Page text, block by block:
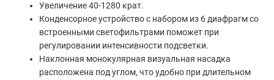
Увеличение 40-1280 крат.
Конденсорное устройство с набором из 6 диафрагм со
встроенными светофильтрами поможет при
регулировании интенсивности подсветки.
Наклонная монокулярная визуальная насадка
расположена под углом, что удобно при длительном